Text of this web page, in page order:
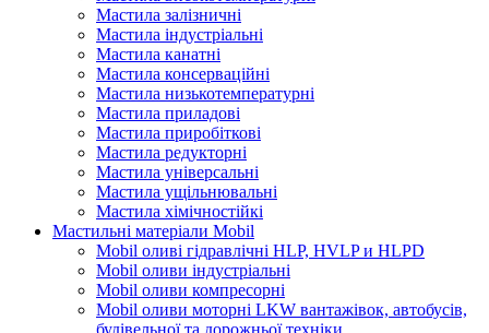
Мастила залізничні
Мастила індустріальні
Мастила канатні
Мастила консерваційні
Мастила низькотемпературні
Мастила приладові
Мастила приробіткові
Мастила редукторні
Мастила універсальні
Мастила ущільнювальні
Мастила хімічностійкі
Мастильні матеріали Mobil
Mobil оливі гідравлічні HLP, HVLP и HLPD
Mobil оливи індустріальні
Mobil оливи компресорні
Mobil оливи моторні LKW вантажівок, автобусів,
будівельної та дорожньої техніки